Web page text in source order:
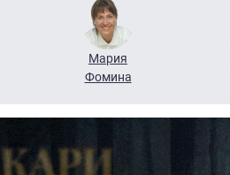
Мария
Фомина